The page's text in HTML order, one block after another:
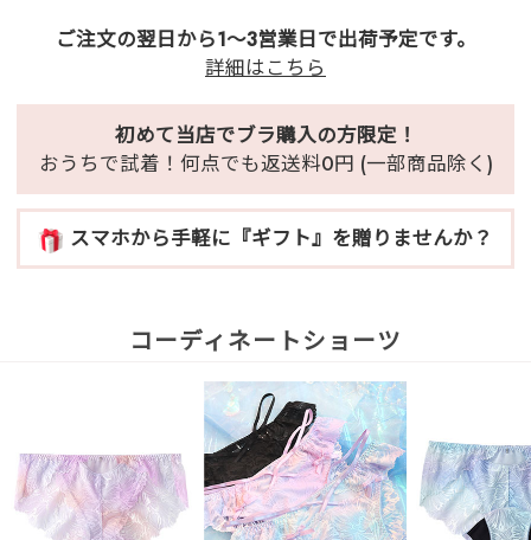
ご注文の翌日から1～3営業日で出荷予定です。
詳細はこちら
初めて当店でブラ購入の方限定！
おうちで試着！何点でも返送料0円 (一部商品除く)
スマホから手軽に『ギフト』を贈りませんか？
コーディネートショーツ